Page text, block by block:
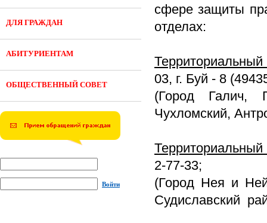
ДЛЯ ГРАЖДАН
АБИТУРИЕНТАМ
ОБЩЕСТВЕННЫЙ СОВЕТ
Войти
сфере защиты
отделах:
03, г. Буй - 8
(Город Галич,
Чухломский,
2-77-33;
(Город Нея и
Судиславский